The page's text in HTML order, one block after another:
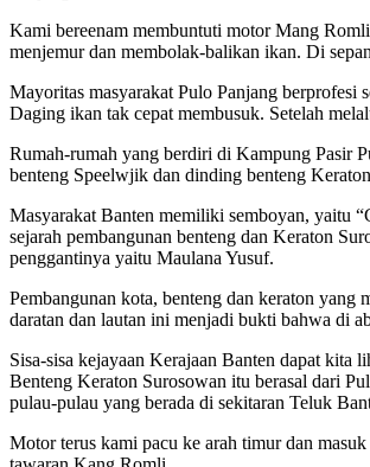
Kami bereenam membuntuti motor Mang
menjemur dan membolak-balikan ikan. Di
Mayoritas masyarakat Pulo Panjang berprofesi
Daging ikan tak cepat membusuk. Setelah
Rumah-rumah yang berdiri di Kampung Pasir
benteng Speelwjik dan dinding benteng
Masyarakat Banten memiliki semboyan, yaitu
sejarah pembangunan benteng dan Keraton
penggantinya yaitu Maulana Yusuf.
Pembangunan kota, benteng dan keraton yang
daratan dan lautan ini menjadi bukti bahwa di
Sisa-sisa kejayaan Kerajaan Banten dapat kita
Benteng Keraton Surosowan itu berasal dari
pulau-pulau yang berada di sekitaran Teluk
Motor terus kami pacu ke arah timur dan